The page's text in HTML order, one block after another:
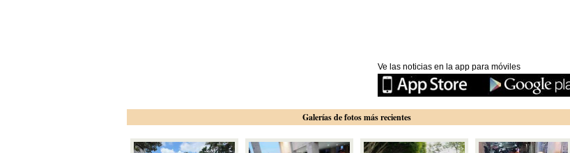
Ve las noticias en la app para móviles
Galerías de fotos más recientes